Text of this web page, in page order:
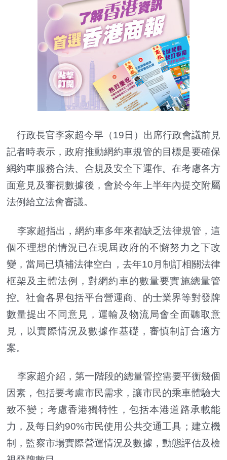
行政長官李家超今早（19日）出席行政會議前見
記者時表示，政府推動網約車規管的目標是要確保
網約車服務合法、合規及安全下運作。在考慮各方
面意見及審視數據後，會於今年上半年內提交附屬
法例給立法會審議。
李家超指出，網約車多年來都缺乏法律規管，這
個不理想的情況已在現屆政府的不懈努力之下改
變，當局已填補法律空白，去年10月制訂相關法律
框架及主體法例，對網約車的數量要實施總量管
控。社會各界包括平台營運商、的士業界等對發牌
數量提出不同意見，運輸及物流局會全面聽取意
見，以實際情況及數據作基礎，審慎制訂合適方
案。
李家超介紹，第一階段的總量管控需要平衡幾個
因素，包括要考慮市民需求，讓市民的乘車體驗大
致不變；考慮香港獨特性，包括本港道路承載能
力，及每日約90%市民使用公共交通工具；建立機
制，監察市場實際營運情況及數據，動態評估及檢